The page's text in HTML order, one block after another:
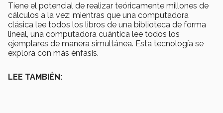
Tiene el potencial de realizar teóricamente millones de
cálculos a la vez; mientras que una computadora
clásica lee todos los libros de una biblioteca de forma
lineal, una computadora cuántica lee todos los
ejemplares de manera simultánea. Esta tecnología se
explora con más énfasis.
LEE TAMBIÉN: